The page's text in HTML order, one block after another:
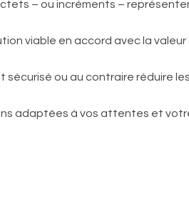
– ou incréments –
viable en accord avec la
ou au contraire réduire
adaptées à vos attentes et